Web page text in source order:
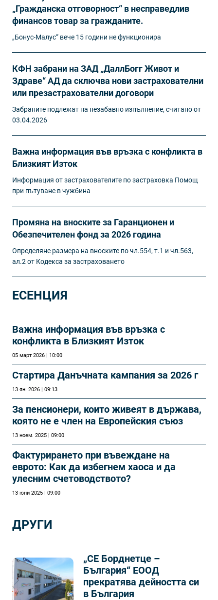
„Гражданска отговорност“ в несправедлив
финансов товар за гражданите.
„Бонус-Малус“ вече 15 години не функционира
КФН забрани на ЗАД „ДаллБогг Живот и
Здраве“ АД да сключва нови застрахователни
или презастрахователни договори
Забраните подлежат на незабавно изпълнение, считано от
03.04.2026
Важна информация във връзка с конфликта в
Близкият Изток
Информация от застрахователите по застраховка Помощ
при пътуване в чужбина
Промяна на вноските за Гаранционен и
Обезпечителен фонд за 2026 година
Определяне размера на вноските по чл.554, т.1 и чл.563,
ал.2 от Кодекса за застраховането
ЕСЕНЦИЯ
Важна информация във връзка с
конфликта в Близкият Изток
05 март 2026 | 10:00
Стартира Данъчната кампания за 2026 г
13 ян. 2026 | 09:13
За пенсионери, които живеят в държава,
която не е член на Европейския съюз
13 ноем. 2025 | 09:00
Фактурирането при въвеждане на
еврото: Как да избегнем хаоса и да
улесним счетоводството?
13 юни 2025 | 09:00
ДРУГИ
„СЕ Борднетце –
България“ ЕООД
прекратява дейността си
в България